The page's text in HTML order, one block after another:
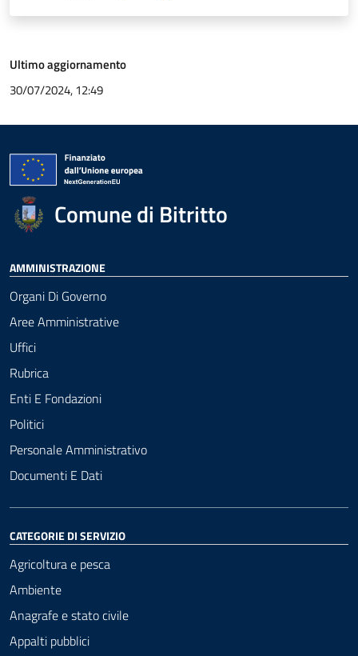
Ultimo aggiornamento
30/07/2024, 12:49
Comune di Bitritto
AMMINISTRAZIONE
Organi Di Governo
Aree Amministrative
Uffici
Rubrica
Enti E Fondazioni
Politici
Personale Amministrativo
Documenti E Dati
CATEGORIE DI SERVIZIO
Agricoltura e pesca
Ambiente
Anagrafe e stato civile
Appalti pubblici